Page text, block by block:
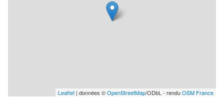
Leaflet | données ©OpenStreetMap/ODbL - renduOSM France